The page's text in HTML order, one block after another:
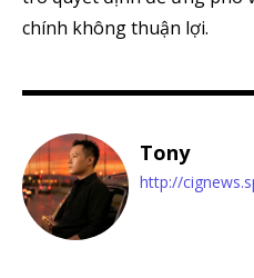
chính không thuận lợi.
Tony
http://